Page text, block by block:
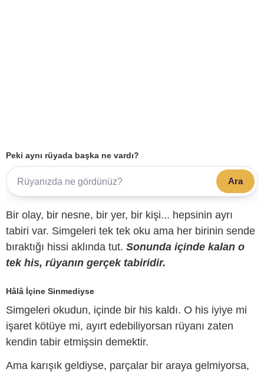
Peki aynı rüyada başka ne vardı?
Ara
Bir olay, bir nesne, bir yer, bir kişi... hepsinin ayrı
tabiri var. Simgeleri tek tek oku ama her birinin sende
bıraktığı hissi aklında tut. Sonunda içinde kalan o
tek his, rüyanın gerçek tabiridir.
Hâlâ İçine Sinmediyse
Simgeleri okudun, içinde bir his kaldı. O his iyiye mi
işaret kötüye mi, ayırt edebiliyorsan rüyanı zaten
kendin tabir etmişsin demektir.
Ama karışık geldiyse, parçalar bir araya gelmiyorsa,